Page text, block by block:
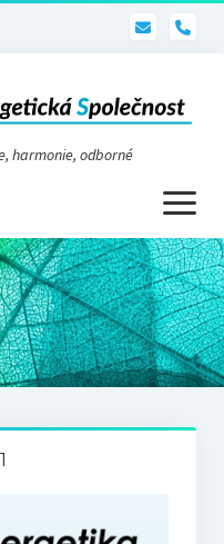
harmonie, odborné
otevřít
menu